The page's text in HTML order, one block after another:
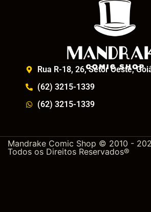
Rua R-18, 26, Setor Oeste,
(62) 3215-1339
(62) 3215-1339
Mandrake Comic Shop © 2010 -
Todos os Direitos Reservados®